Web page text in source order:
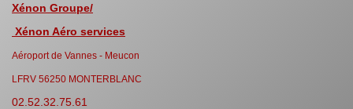
Xénon Groupe/
Xénon Aéro services
Aéroport de Vannes - Meucon
LFRV 56250 MONTERBLANC
02.52.32.75.61